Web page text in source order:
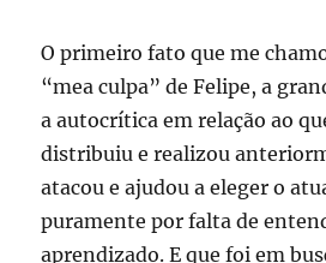
O primeiro fato que me
“mea culpa” de Felipe, a
a autocrítica em relação ao
distribuiu e realizou
atacou e ajudou a eleger o
puramente por falta de
aprendizado. E que foi em